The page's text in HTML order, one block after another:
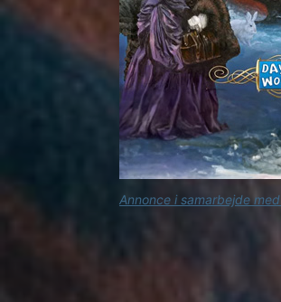
Annonce i samarbejde med